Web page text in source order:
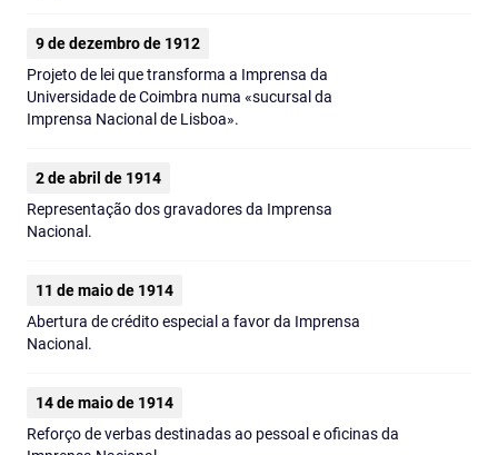
9 de dezembro de 1912
Projeto de lei que transforma a Imprensa da
Universidade de Coimbra numa «sucursal da
Imprensa Nacional de Lisboa».
2 de abril de 1914
Representação dos gravadores da Imprensa
Nacional.
11 de maio de 1914
Abertura de crédito especial a favor da Imprensa
Nacional.
14 de maio de 1914
Reforço de verbas destinadas ao pessoal e oficinas da